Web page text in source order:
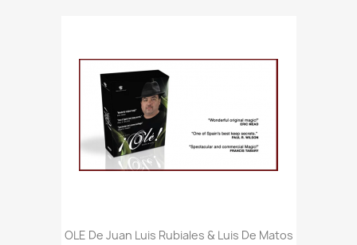
OLE De Juan Luis Rubiales & Luis De Matos